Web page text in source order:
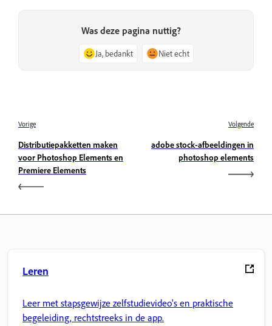
Was deze pagina nuttig?
Ja, bedankt Niet echt
Vorige
Distributiepakketten maken
voor Photoshop Elements en
Premiere Elements
Volgende
adobe stock-afbeeldingen in
photoshop elements
Leren
Leer met stapsgewijze zelfstudievideo's en praktische
begeleiding, rechtstreeks in de app.